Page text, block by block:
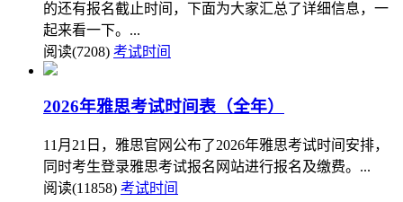
的还有报名截止时间，下面为大家汇总了详细信息，一
起来看一下。...
阅读(7208) 考试时间
2026年雅思考试时间表（全年）
11月21日，雅思官网公布了2026年雅思考试时间安排，
同时考生登录雅思考试报名网站进行报名及缴费。...
阅读(11858) 考试时间